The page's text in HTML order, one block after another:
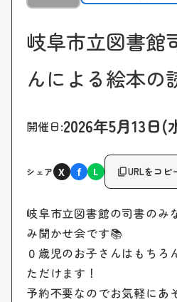
岐阜市立図書館
んによる絵本の
開催日:2026年5月13日(
シェア X f L content_copyURLをコピ
岐阜市立図書館の司書のみ
み聞かせ会です📚
０歳児のお子さんはもちろ
ただけます！
予約不要なのでお気軽にあ